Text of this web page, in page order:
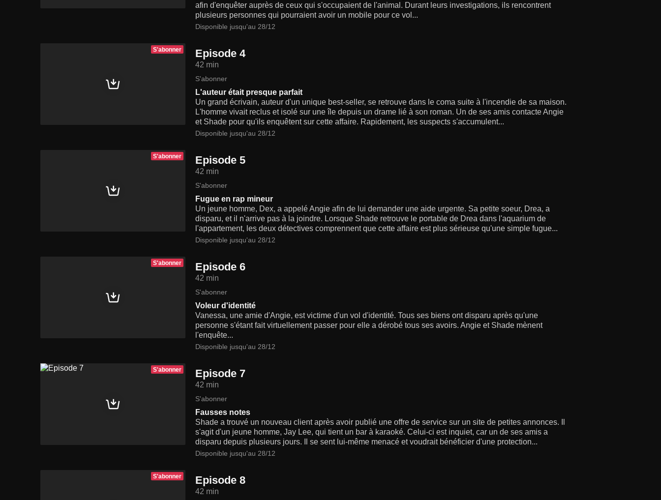
afin d'enquêter auprès de ceux qui s'occupaient de l'animal. Durant leurs investigations, ils rencontrent
plusieurs personnes qui pourraient avoir un mobile pour ce vol...
Disponible jusqu'au 28/12
S'abonner Episode 4
42 min
S'abonner
L'auteur était presque parfait
Un grand écrivain, auteur d'un unique best-seller, se retrouve dans le coma suite à l'incendie de sa maison.
L'homme vivait reclus et isolé sur une île depuis un drame lié à son roman. Un de ses amis contacte Angie
et Shade pour qu'ils enquêtent sur cette affaire. Rapidement, les suspects s'accumulent...
Disponible jusqu'au 28/12
S'abonner Episode 5
42 min
S'abonner
Fugue en rap mineur
Un jeune homme, Dex, a appelé Angie afin de lui demander une aide urgente. Sa petite soeur, Drea, a
disparu, et il n'arrive pas à la joindre. Lorsque Shade retrouve le portable de Drea dans l'aquarium de
l'appartement, les deux détectives comprennent que cette affaire est plus sérieuse qu'une simple fugue...
Disponible jusqu'au 28/12
S'abonner Episode 6
42 min
S'abonner
Voleur d'identité
Vanessa, une amie d'Angie, est victime d'un vol d'identité. Tous ses biens ont disparu après qu'une
personne s'étant fait virtuellement passer pour elle a dérobé tous ses avoirs. Angie et Shade mènent
l'enquête...
Disponible jusqu'au 28/12
S'abonner Episode 7
42 min
S'abonner
Fausses notes
Shade a trouvé un nouveau client après avoir publié une offre de service sur un site de petites annonces. Il
s'agit d'un jeune homme, Jay Lee, qui tient un bar à karaoké. Celui-ci est inquiet, car un de ses amis a
disparu depuis plusieurs jours. Il se sent lui-même menacé et voudrait bénéficier d'une protection...
Disponible jusqu'au 28/12
S'abonner Episode 8
42 min